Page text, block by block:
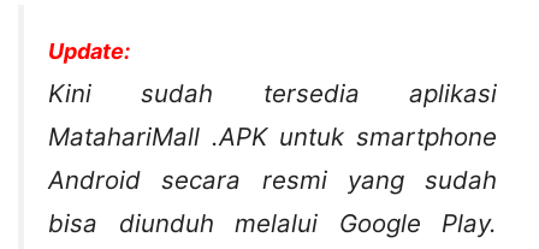
Update:
Kini sudah tersedia aplikasi
MatahariMall .APK untuk smartphone
Android secara resmi yang sudah
bisa diunduh melalui Google Play.